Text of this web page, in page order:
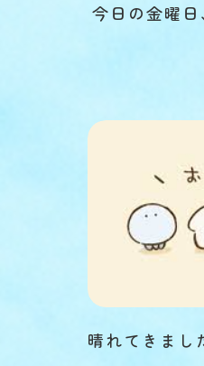
今日の金曜
晴れてきまし